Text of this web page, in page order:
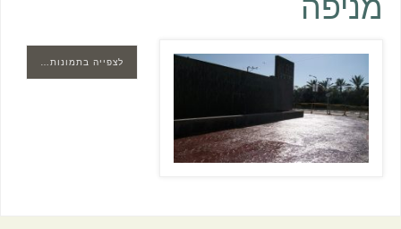
מניפה
לצפייה בתמונות…